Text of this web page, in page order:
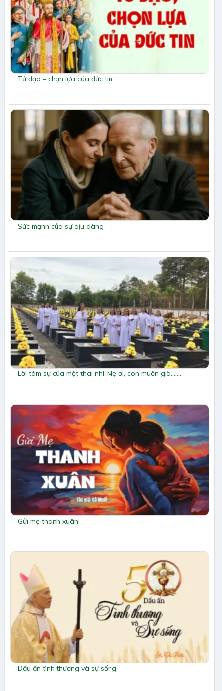
Tử đạo – chọn lựa của đức tin
Sức mạnh của sự dịu dàng
Lời tâm sự của một thai nhi-Mẹ ơi, con muốn già……..
Gửi mẹ thanh xuân!
Dấu ấn tình thương và sự sống